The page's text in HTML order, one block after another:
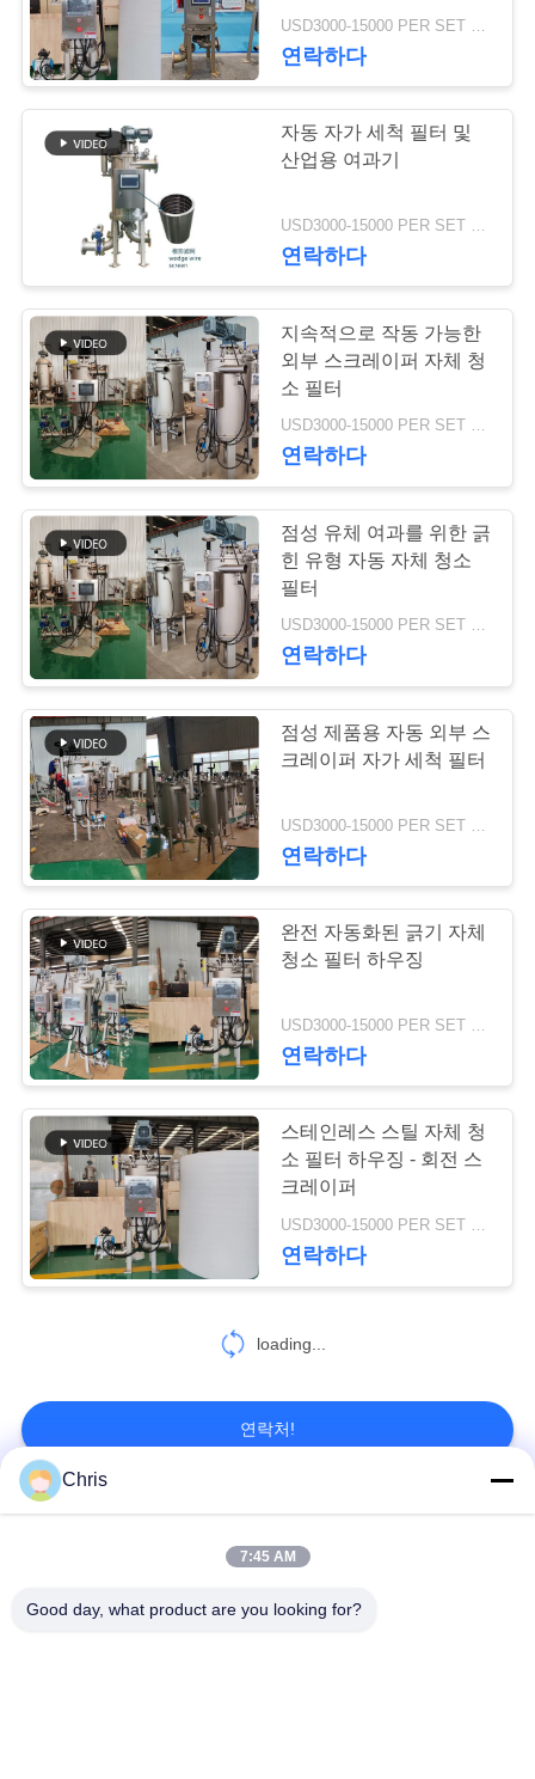
관
주
세
요
뉴
인
용
문
을
요
구
하
세
요
사
이
트
맵
산업용 벨트
에어로젤 절연제 담
요
산업용 필터
80
산업적 원심 펌프
37
산업 펠트 직물
141
종이 뜨기 기계
478
연락하다
자동 자가 세척 필터 및
산업용 여과기
USD3000-15000 PER SET MOQ:1세트
연락하다
지속적으로 작동 가능한
외부 스크레이퍼 자체 청
소 필터
USD3000-15000 PER SET MOQ:1세트
연락하다
점성 유체 여과를 위한 긁
힌 유형 자동 자체 청소
필터
USD3000-15000 PER SET MOQ:1세트
연락하다
점성 제품용 자동 외부 스
크레이퍼 자가 세척 필터
연락하다
완전 자동화된 긁기 자체
청소 필터 하우징
USD3000-15000 PER SET MOQ:1세트
연락하다
스테인레스 스틸 자체 청
소 필터 하우징 - 회전 스
크레이퍼
USD3000-15000 PER SET MOQ:1세트
연락하다
loading...
연락처!
비 부직물 산업용 롤러
Chris
7:45 AM
Good day, what product are you looking for?